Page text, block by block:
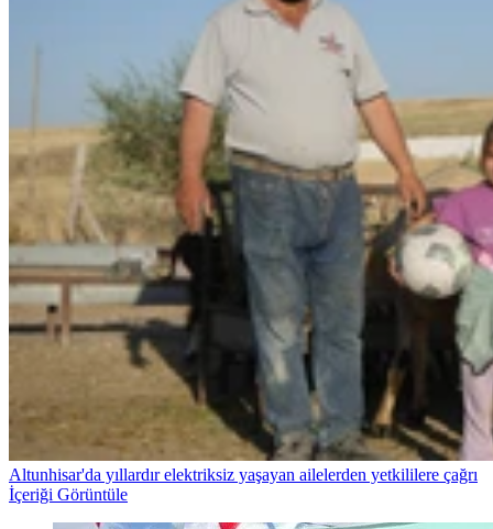
Altunhisar'da yıllardır elektriksiz yaşayan ailelerden yetkililere çağrı
İçeriği Görüntüle